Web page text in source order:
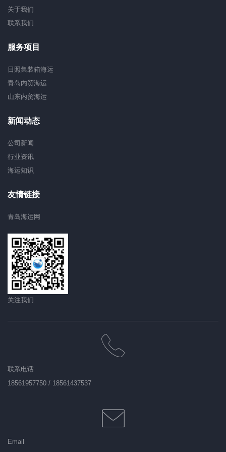
关于我们
联系我们
服务项目
日照集装箱海运
青岛内贸海运
山东内贸海运
新闻动态
公司新闻
行业资讯
海运知识
友情链接
青岛海运网
关注我们
联系电话
18561957750 / 18561437537
Email